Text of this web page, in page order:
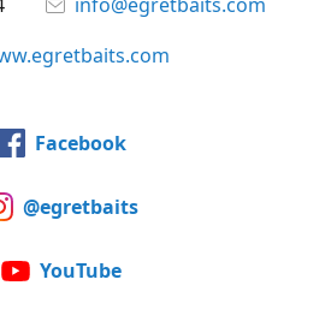
Facebook
@egretbaits
YouTube